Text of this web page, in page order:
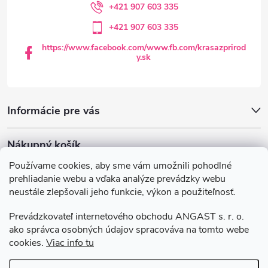
Používame cookies, aby sme vám umožnili pohodlné
prehliadanie webu a vďaka analýze prevádzky webu
neustále zlepšovali jeho funkcie, výkon a použiteľnosť.
Prevádzkovateľ internetového obchodu ANGAST s. r. o.
ako správca osobných údajov spracováva na tomto webe
cookies. Viac info tu
+421 907 603 335
+421 907 603 335
https://www.facebook.com/www.fb.com/krasazprirod
y.sk
Informácie pre vás
Nákupný košík
0 KS /€0
Všeobecné obchodné podmienky
Podmienky ochrany osobných údajov